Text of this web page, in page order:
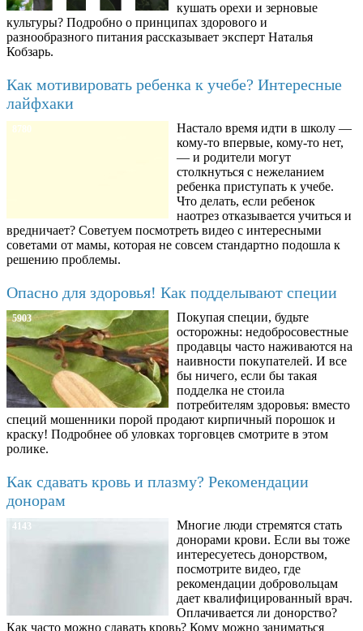
кушать орехи и зерновые
культуры? Подробно о принципах здорового и
разнообразного питания рассказывает эксперт Наталья
Кобзарь.
Как мотивировать ребенка к учебе? Интересные
лайфхаки
8780
Настало время идти в школу —
кому-то впервые, кому-то нет,
— и родители могут
столкнуться с нежеланием
ребенка приступать к учебе.
Что делать, если ребенок
наотрез отказывается учиться и
вредничает? Советуем посмотреть видео с интересными
советами от мамы, которая не совсем стандартно подошла к
решению проблемы.
Опасно для здоровья! Как подделывают специи
5903
Покупая специи, будьте
осторожны: недобросовестные
продавцы часто наживаются на
наивности покупателей. И все
бы ничего, если бы такая
подделка не стоила
потребителям здоровья: вместо
специй мошенники порой продают кирпичный порошок и
краску! Подробнее об уловках торговцев смотрите в этом
ролике.
Как сдавать кровь и плазму? Рекомендации
донорам
4143
Многие люди стремятся стать
донорами крови. Если вы тоже
интересуетесь донорством,
посмотрите видео, где
рекомендации добровольцам
дает квалифицированный врач.
Оплачивается ли донорство?
Как часто можно сдавать кровь? Кому можно заниматься